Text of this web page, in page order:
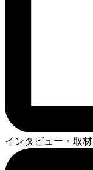
インタビュー・取材